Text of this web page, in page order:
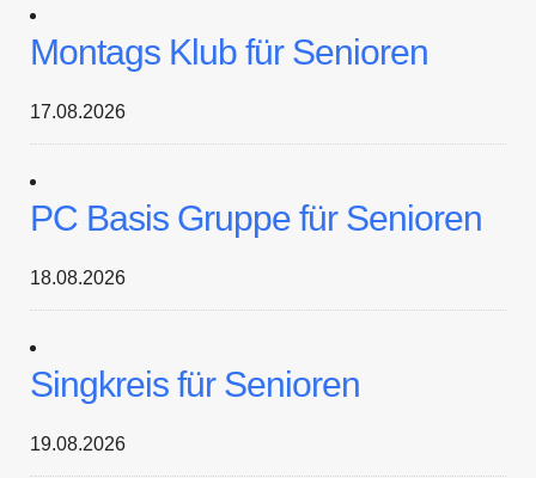
Montags Klub für Senioren
17.08.2026
PC Basis Gruppe für Senioren
18.08.2026
Singkreis für Senioren
19.08.2026